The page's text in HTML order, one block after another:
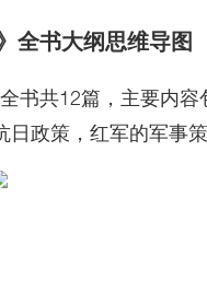
全书大纲思维导图
全书共12篇，主要内
日政策，红军的军事